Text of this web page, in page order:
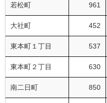
若松町 961
大社町 452
東本町１丁目 537
東本町２丁目 630
南二日町 850